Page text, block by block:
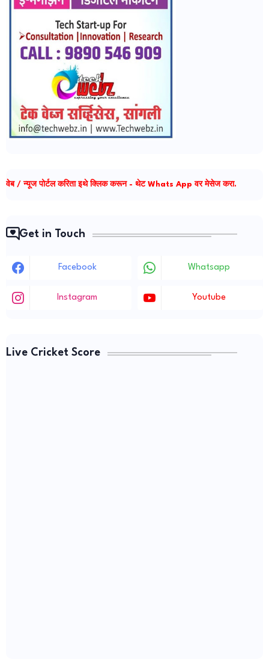
वेब / न्यूज पोर्टल करिता इथे क्लिक करून - थेट Whats App वर मेसेज करा.
Get in Touch
Facebook Whatsapp
Instagram Youtube
Live Cricket Score